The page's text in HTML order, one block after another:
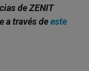
de ZENIT
a través deeste